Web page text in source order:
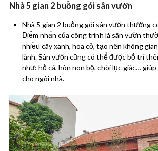
Nhà 5 gian 2 buồng gói sân vườn
Nhà 5 gian 2 buồng gói sân vườn thường
Điểm nhấn của công trình là sân vườn
nhiều cây xanh, hoa cỏ, tạo nên không
lành. Sân vườn cũng có thể được bố trí
như: hồ cá, hòn non bộ, chòi lục giác…
cho ngôi nhà.